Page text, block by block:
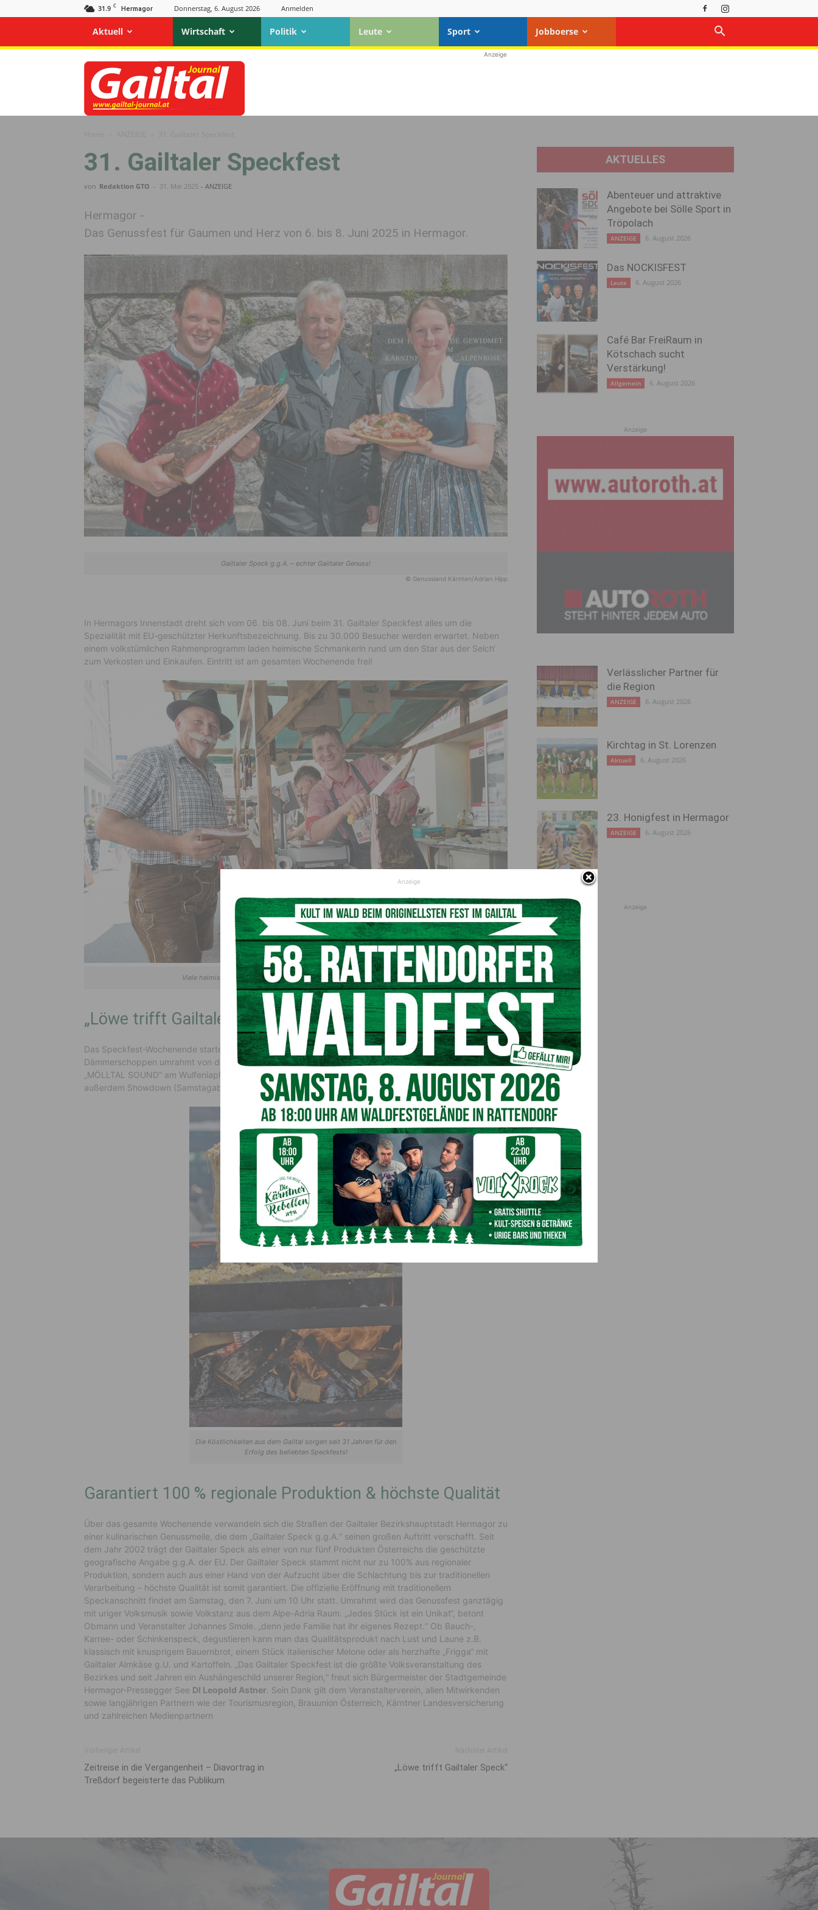
31.9 C Hermagor Donnerstag, 6. August 2026 Anmelden
Aktuell Wirtschaft Politik Leute Sport Jobboerse
Gailtal
Journal
Anzeige
31. Gailtaler Speckfest
von Redaktion GTO - 31. Mai 2025 - ANZEIGE
Hermagor -
Das Genussfest für Gaumen und Herz von 6. bis 8. Juni 2025 in Hermagor.
Gailtaler Speck g.g.A. – echter Gailtaler Genuss!
© Genussland Kärnten/Adrian Hipp
In Hermagors Innenstadt dreht sich vom 06. bis 08. Juni beim 31. Gailtaler Speckfest alles um die
Spezialität mit EU-geschützter Herkunftsbezeichnung. Bis zu 30.000 Besucher werden erwartet. Neben
einem volkstümlichen Rahmenprogramm laden heimische Schmankerln rund um den Star aus der Selch‘
zum Verkosten und Einkaufen. Eintritt ist am gesamten Wochenende frei!
Viele heimische Speckstände erwarten die Besucher auf der Flaniermeile
„Löwe trifft Gailtaler Speck“
Das Speckfest-Wochenende startet am Freitag, den 6. Juni ab 18:00 Uhr mit dem Lionsclub-
Dämmerschoppen umrahmt von der TK Weißbriach am Gasserplatz und anschließender Speckparty mit
„MÖLLTAL SOUND“ am Wulfeniaplatz (ab 21 Uhr). Für die musikalische Unterhaltung im Festzelt sorgt
außerdem Showdown (Samstagabend) und die Jungen Gailtaler (Sonntags-Frühschoppen).
Die Köstlichkeiten aus dem Gailtal sorgen seit 31 Jahren für den
Erfolg des beliebten Speckfests!
Garantiert 100 % regionale Produktion & höchste Qualität
Über das gesamte Wochenende verwandeln sich die Straßen der Gailtaler Bezirkshauptstadt Hermagor zu
einer kulinarischen Genussmeile, die dem „Gailtaler Speck g.g.A.“ seinen großen Auftritt verschafft. Seit
dem Jahr 2002 trägt der Gailtaler Speck als einer von nur fünf Produkten Österreichs die geschützte
geografische Angabe g.g.A. der EU. Der Gailtaler Speck stammt nicht nur zu 100% aus regionaler
Produktion, sondern auch aus einer Hand von der Aufzucht über die Schlachtung bis zur traditionellen
Verarbeitung – höchste Qualität ist somit garantiert. Die offizielle Eröffnung mit traditionellem
Speckanschnitt findet am Samstag, den 7. Juni um 10 Uhr statt. Umrahmt wird das Genussfest ganztägig
mit uriger Volksmusik sowie Volkstanz aus dem Alpe-Adria Raum. „Jedes Stück ist ein Unikat“, betont
Obmann und Veranstalter Johannes Smole. „denn jede Familie hat ihr eigenes Rezept.“ Ob Bauch-,
Karree- oder Schinkenspeck, degustieren kann man das Qualitätsprodukt nach Lust und Laune z.B.
klassisch mit knusprigem Bauernbrot, einem Stück italienischer Melone oder als herzhafte „Frigga“ mit
Gailtaler Almkäse g.U. und Kartoffeln. „Das Gailtaler Speckfest ist die größte Volksveranstaltung des
Bezirkes und seit Jahren ein Aushängeschild unserer Region,“ freut sich Bürgermeister der Stadtgemeinde
Hermagor-Pressegger See DI Leopold Astner . Sein Dank gilt dem Veranstalterverein, allen Mitwirkenden
sowie langjährigen Partnern wie der Tourismusregion, Brauunion Österreich, Kärntner Landesversicherung
und zahlreichen Medienpartnern
Zeitreise in die Vergangenheit – Diavortrag in
Treßdorf begeisterte das Publikum
„Löwe trifft Gailtaler Speck“
AKTUELLES
Abenteuer und attraktive
Angebote bei Sölle Sport in
Tröpolach
ANZEIGE 6. August 2026
Das NOCKISFEST
Leute 6. August 2026
Café Bar FreiRaum in
Kötschach sucht
Verstärkung!
Allgemein 6. August 2026
Anzeige
Verlässlicher Partner für
die Region
ANZEIGE 6. August 2026
Kirchtag in St. Lorenzen
Aktuell 6. August 2026
23. Honigfest in Hermagor
ANZEIGE 6. August 2026
Anzeige
Anzeige